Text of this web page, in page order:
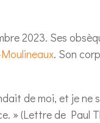
2023. Ses
. Son
de moi, et je ne
» (Lettre de Paul